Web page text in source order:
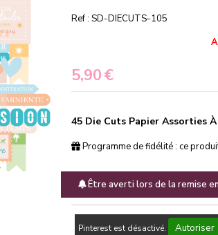
Ref : SD-DIECUTS-105
5,90€
45 Die Cuts Papier Assorties À
Programme de fidélité : ce
Être averti lors de la remise
Pinterest est désactivé. Autoriser